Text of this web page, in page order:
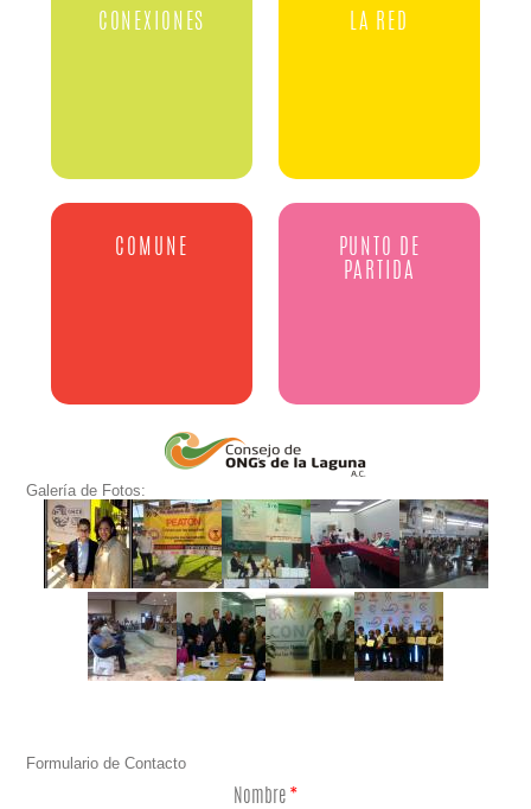
CONEXIONES LA RED
COMUNE
PUNTO DE
PARTIDA
Galería de Fotos:
Formulario de Contacto
Nombre *